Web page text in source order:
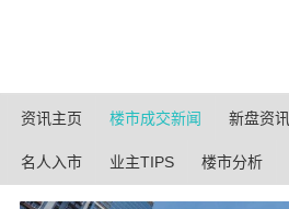
资讯主页 楼市成交新闻 新盘资讯
名人入市 业主TIPS 楼市分析